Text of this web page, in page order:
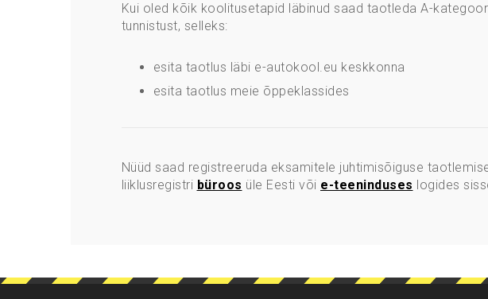
Kui oled kõik koolitusetapid läbinud saad taotleda A-
tunnistust, selleks:
esita taotlus läbi e-autokool.eu keskkonna
esita taotlus meie õppeklassides
Nüüd saad registreeruda eksamitele juhtimisõiguse
liiklusregistri büroos üle Eesti või e-teeninduses logides